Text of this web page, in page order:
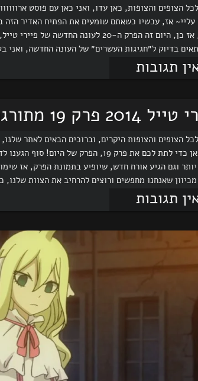
הצופים והצופות, כאן עדו, ואני כאן עם פוסט
עליי~ אז, עכשיו כשאתם שומעים את הפתיח האדיר
מקרה, אז כן, היום זה הפרק ה-20
בדיוק ל״חגיגות העשרים״ של העונה החדשה, ואני
תגובות
פרק 19 מתורגם לעברית!!
הצופים והצופות היקרים, וברוכים הבאים לאתר
ואני כאן כדי לתת לכם את פרק 19,
יותר וגם הגיע אורח חדש, שיופיע בתמונת הפרק, אז
שאנחנו מחפשים ורוצים להרחיב את הצוות שלנו,
תגובות